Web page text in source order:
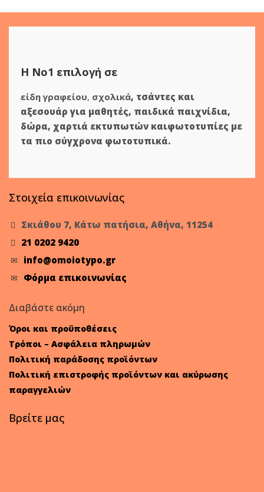
Η Νο1 επιλογή σε
είδη γραφείου, σχολικά, τσάντες και
αξεσουάρ για μαθητές, παιδικά παιχνίδια,
δώρα, χαρτιά εκτυπωτών καιφωτοτυπίες με
τα πιο σύγχρονα φωτοτυπικά.
Στοιχεία επικοινωνίας
Σκιάθου 7, Κάτω πατήσια, Αθήνα, 11254
21 0202 9420
info@omoiotypo.gr
Φόρμα επικοινωνίας
Διαβάστε ακόμη
Όροι και προϋποθέσεις
Τρόποι – Ασφάλεια πληρωμών
Πολιτική παράδοσης προϊόντων
Πολιτική επιστροφής προϊόντων και ακύρωσης
παραγγελιών
Βρείτε μας